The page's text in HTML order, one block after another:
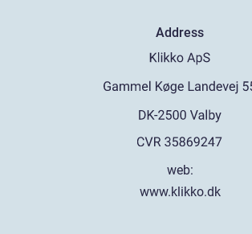
Address
web:
www.klikko.dk